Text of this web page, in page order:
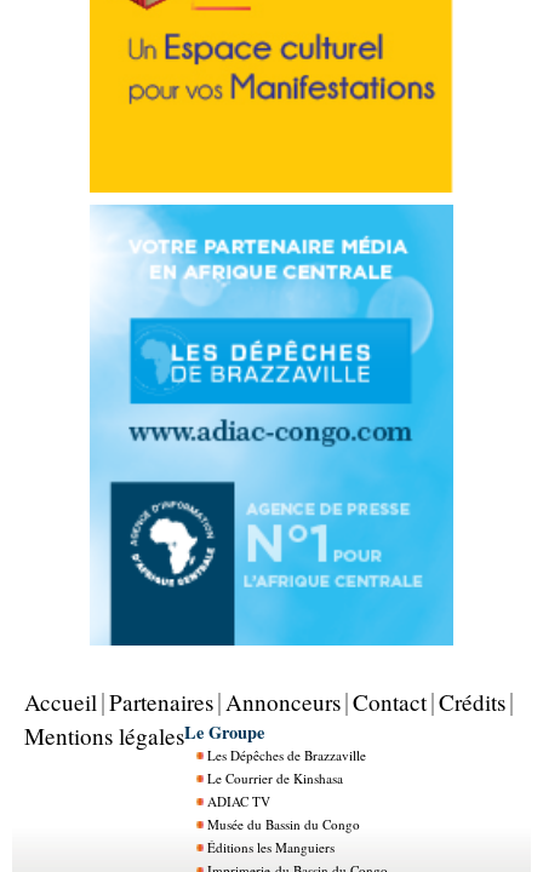
Accueil Partenaires Annonceurs Contact Crédits
Mentions légalesLe Groupe
Les Dépêches de Brazzaville
Le Courrier de Kinshasa
ADIAC TV
Musée du Bassin du Congo
Éditions les Manguiers